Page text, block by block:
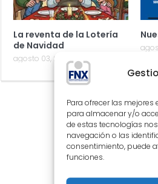
Para ofrecer las
para almacenar y/o
de estas tecnologías
navegación o las
consentimiento, puede
funciones.
La reventa de la Lotería
de Navidad
agosto 03, 2026